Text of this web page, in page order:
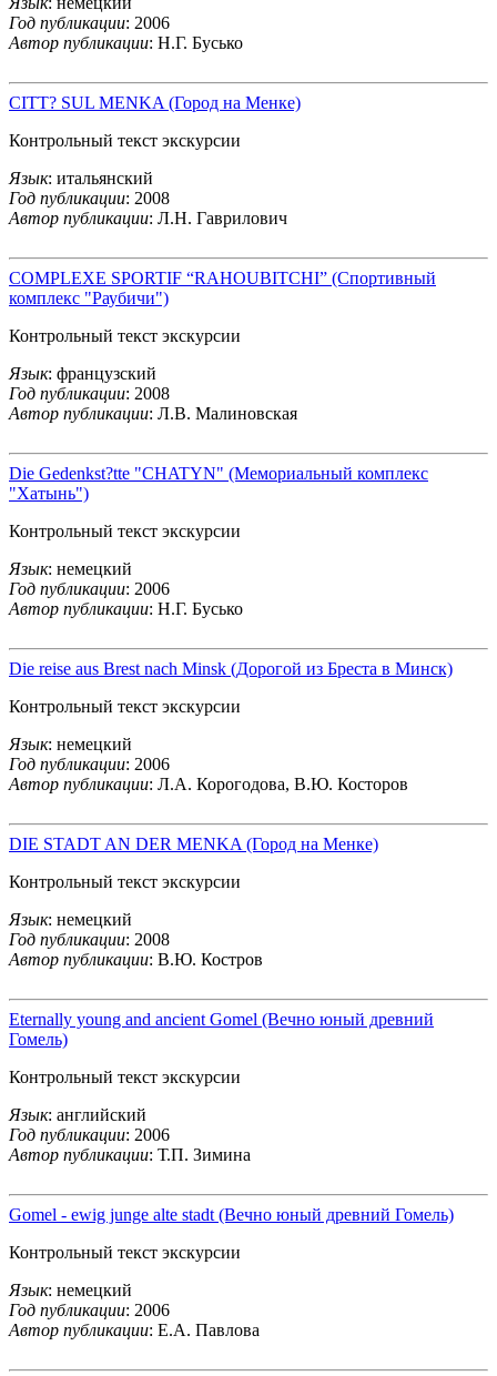
Год публикации: 2006
Автор публикации: Н.Г. Бусько
CITT? SUL MENKA (Город на Менке)
Контрольный текст экскурсии
Язык: итальянский
Год публикации: 2008
Автор публикации: Л.Н. Гаврилович
COMPLEXE SPORTIF “RAHOUBITCHI” (Спортивный
комплекс "Раубичи")
Контрольный текст экскурсии
Язык: французский
Год публикации: 2008
Автор публикации: Л.В. Малиновская
Die Gedenkst?tte "CHATYN" (Мемориальный комплекс
"Хатынь")
Контрольный текст экскурсии
Язык: немецкий
Год публикации: 2006
Автор публикации: Н.Г. Бусько
Die reise aus Brest nach Minsk (Дорогой из Бреста в Минск)
Контрольный текст экскурсии
Язык: немецкий
Год публикации: 2006
Автор публикации: Л.А. Корогодова, В.Ю. Косторов
DIE STADT AN DER MENKA (Город на Менке)
Контрольный текст экскурсии
Язык: немецкий
Год публикации: 2008
Автор публикации: В.Ю. Костров
Eternally young and ancient Gomel (Вечно юный древний
Гомель)
Контрольный текст экскурсии
Язык: английский
Год публикации: 2006
Автор публикации: Т.П. Зимина
Gomel - ewig junge alte stadt (Вечно юный древний Гомель)
Контрольный текст экскурсии
Язык: немецкий
Год публикации: 2006
Автор публикации: Е.А. Павлова